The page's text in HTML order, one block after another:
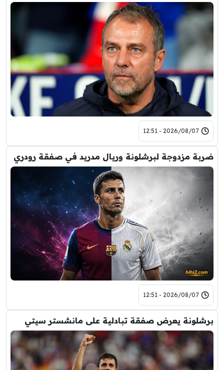
2026/08/07 - 12:51
ضربة مزدوجة لبرشلونة وريال مدريد في صفقة رودري
2026/08/07 - 12:51
برشلونة يعرض صفقة تبادلية على مانشستر سيتي